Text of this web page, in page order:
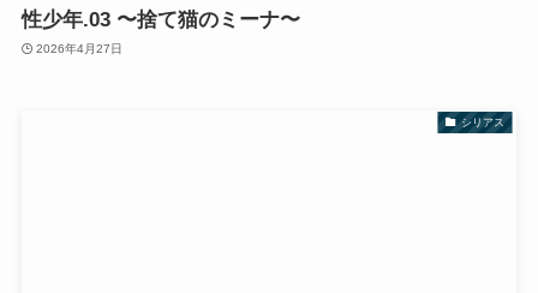
性少年.03 〜捨て猫のミーナ〜
2026年4月27日
シリアス